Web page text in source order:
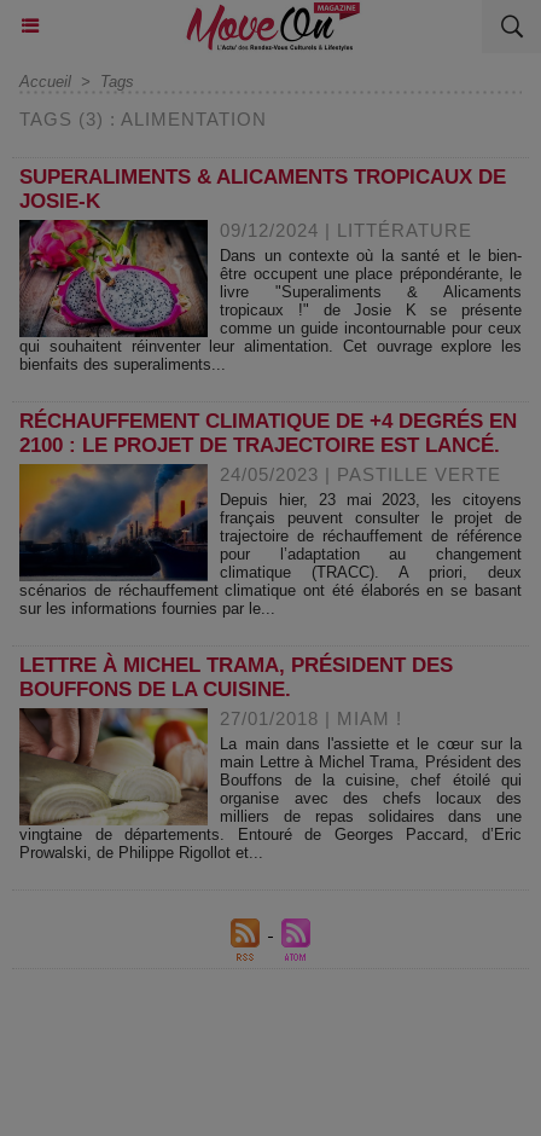
Accueil > Tags
TAGS (3) : ALIMENTATION
SUPERALIMENTS & ALICAMENTS TROPICAUX DE
JOSIE-K
09/12/2024 | LITTÉRATURE
Dans un contexte où la santé et le bien-
être occupent une place prépondérante, le
livre "Superaliments & Alicaments
tropicaux !" de Josie K se présente
comme un guide incontournable pour ceux
qui souhaitent réinventer leur alimentation. Cet ouvrage explore les
bienfaits des superaliments...
RÉCHAUFFEMENT CLIMATIQUE DE +4 DEGRÉS EN
2100 : LE PROJET DE TRAJECTOIRE EST LANCÉ.
24/05/2023 | PASTILLE VERTE
Depuis hier, 23 mai 2023, les citoyens
français peuvent consulter le projet de
trajectoire de réchauffement de référence
pour l’adaptation au changement
climatique (TRACC). A priori, deux
scénarios de réchauffement climatique ont été élaborés en se basant
sur les informations fournies par le...
LETTRE À MICHEL TRAMA, PRÉSIDENT DES
BOUFFONS DE LA CUISINE.
27/01/2018 | MIAM !
La main dans l'assiette et le cœur sur la
main Lettre à Michel Trama, Président des
Bouffons de la cuisine, chef étoilé qui
organise avec des chefs locaux des
milliers de repas solidaires dans une
vingtaine de départements. Entouré de Georges Paccard, d’Eric
Prowalski, de Philippe Rigollot et...